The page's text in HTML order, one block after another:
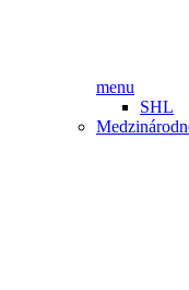
menu
SHL